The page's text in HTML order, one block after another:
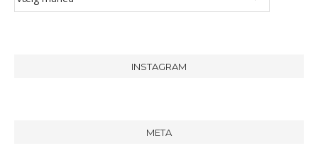
INSTAGRAM
META